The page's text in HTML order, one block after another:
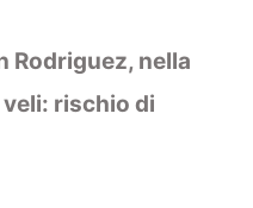
Rodriguez, nella
rischio di